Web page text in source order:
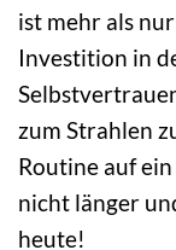
ist mehr als
Investition in
zum Strahlen
Routine auf
nicht länger
heute!